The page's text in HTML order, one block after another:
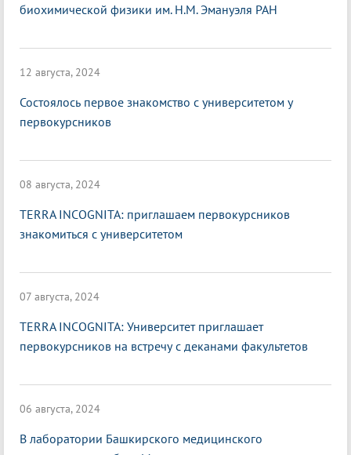
биохимической физики им. Н.М. Эмануэля РАН
12 августа, 2024
Состоялось первое знакомство с университетом у
первокурсников
08 августа, 2024
TERRA INCOGNITA: приглашаем первокурсников
знакомиться с университетом
07 августа, 2024
TERRA INCOGNITA: Университет приглашает
первокурсников на встречу с деканами факультетов
06 августа, 2024
В лаборатории Башкирского медицинского